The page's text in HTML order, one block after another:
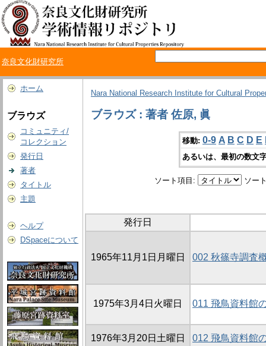
奈良文化財研究所
ホーム
ブラウズ
コミュニティ/
コレクション
発行日
著者
タイトル
主題
ヘルプ
DSpaceについて
Nara National Research Institute for Cultural
ブラウズ : 著者 佐原, 眞
移動: 0-9 A B C D E
あるいは、最初の数文
ソート項目: ソー
発行日
1965年11月1日月曜日 002 秋篠寺調査
1975年3月4日火曜日 011 飛鳥資料館
1976年3月20日土曜日 012 飛鳥資料館